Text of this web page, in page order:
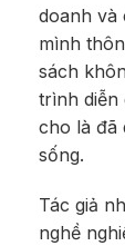
doanh và
mình
sách
trình diễn
cho là đã
sống.
Tác giả
nghề